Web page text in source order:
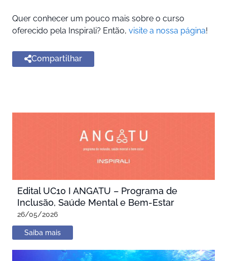
Quer conhecer um pouco mais sobre o curso
oferecido pela Inspirali? Então, visite a nossa página!
Compartilhar
Edital UC10 I ANGATU – Programa de
Inclusão, Saúde Mental e Bem-Estar
26/05/2026
Saiba mais